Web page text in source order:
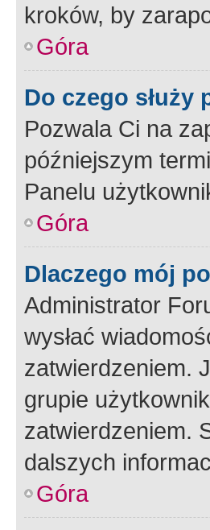
kroków, by
Góra
Do czego
Pozwala Ci na
późniejszym
Panelu
Góra
Dlaczego mój
Administrator
wysłać
zatwierdzeniem.
grupie
zatwierdzeniem.
dalszych
Góra